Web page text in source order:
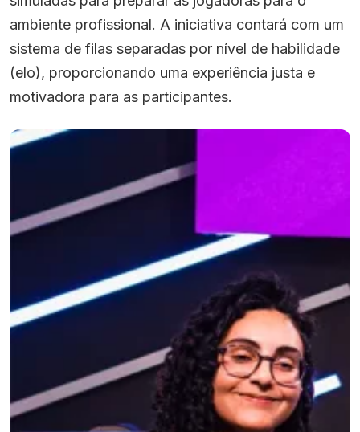
ambiente profissional. A iniciativa contará com um
sistema de filas separadas por nível de habilidade
(elo), proporcionando uma experiência justa e
motivadora para as participantes.